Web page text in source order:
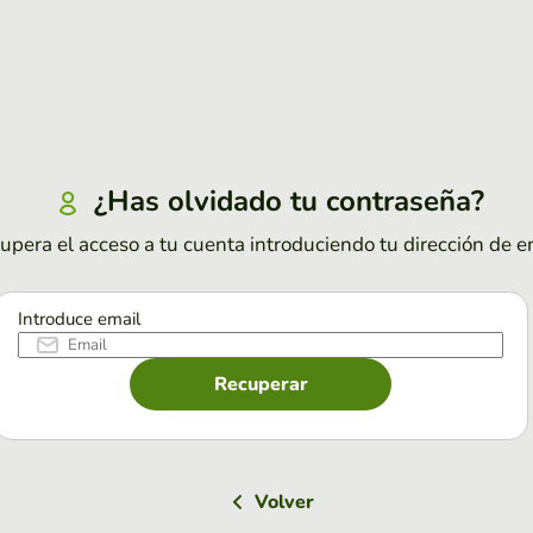
¿Has olvidado tu contraseña?
el acceso a tu cuenta introduciendo tu dirección de
Introduce email
Recuperar
Volver